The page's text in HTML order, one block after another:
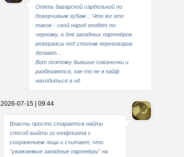
Опять баварской сарделькой по
доверчивым губам... Что же это
такое - свой народ гнобят по-
черному, а для западных партнёров
реверансы под столом переговоров
делают...
Вот поэтому бывшие союзнички и
разбегаются, как-то не в кайф
находиться в од
2026-07-15 | 09:44
Власть просто старается найти
способ выйти из конфликта с
сохранением лица и считает, что
"уважаемые западные партнёры" на